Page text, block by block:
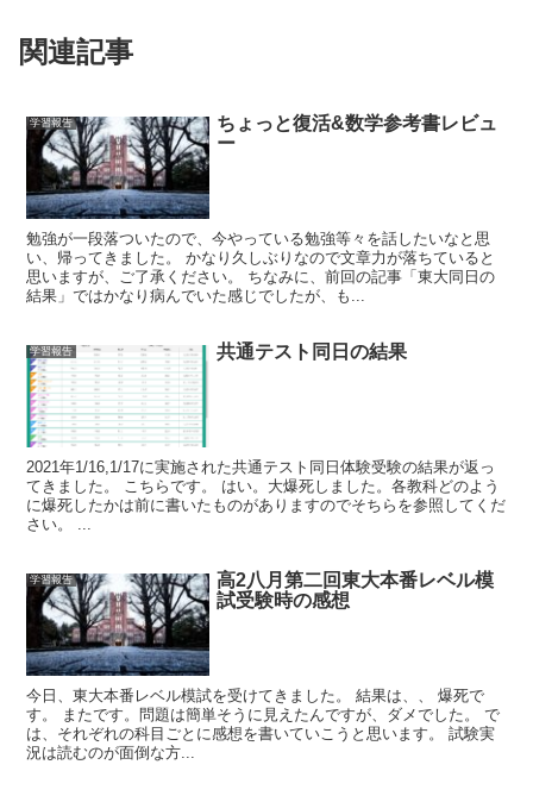
関連記事
学習報告
ちょっと復活&数学参考書レビュ
ー
勉強が一段落ついたので、今やっている勉強等々を話したいなと思
い、帰ってきました。 かなり久しぶりなので文章力が落ちていると
思いますが、ご了承ください。 ちなみに、前回の記事「東大同日の
結果」ではかなり病んでいた感じでしたが、も...
学習報告 共通テスト同日の結果
2021年1/16,1/17に実施された共通テスト同日体験受験の結果が返っ
てきました。 こちらです。 はい。大爆死しました。各教科どのよう
に爆死したかは前に書いたものがありますのでそちらを参照してくだ
さい。 ...
学習報告
高2八月第二回東大本番レベル模
試受験時の感想
今日、東大本番レベル模試を受けてきました。 結果は、、 爆死で
す。 またです。問題は簡単そうに見えたんですが、ダメでした。 で
は、それぞれの科目ごとに感想を書いていこうと思います。 試験実
況は読むのが面倒な方...